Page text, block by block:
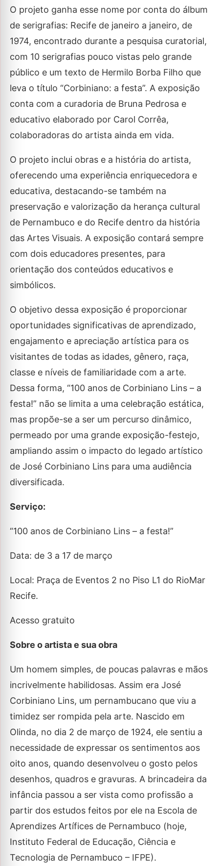
O projeto ganha esse nome por conta do álbum
de serigrafias: Recife de janeiro a janeiro, de
1974, encontrado durante a pesquisa curatorial,
com 10 serigrafias pouco vistas pelo grande
público e um texto de Hermilo Borba Filho que
leva o título “Corbiniano: a festa”. A exposição
conta com a curadoria de Bruna Pedrosa e
educativo elaborado por Carol Corrêa,
colaboradoras do artista ainda em vida.
O projeto inclui obras e a história do artista,
oferecendo uma experiência enriquecedora e
educativa, destacando-se também na
preservação e valorização da herança cultural
de Pernambuco e do Recife dentro da história
das Artes Visuais. A exposição contará sempre
com dois educadores presentes, para
orientação dos conteúdos educativos e
simbólicos.
O objetivo dessa exposição é proporcionar
oportunidades significativas de aprendizado,
engajamento e apreciação artística para os
visitantes de todas as idades, gênero, raça,
classe e níveis de familiaridade com a arte.
Dessa forma, “100 anos de Corbiniano Lins – a
festa!” não se limita a uma celebração estática,
mas propõe-se a ser um percurso dinâmico,
permeado por uma grande exposição-festejo,
ampliando assim o impacto do legado artístico
de José Corbiniano Lins para uma audiência
diversificada.
Serviço:
“100 anos de Corbiniano Lins – a festa!”
Data: de 3 a 17 de março
Local: Praça de Eventos 2 no Piso L1 do RioMar
Recife.
Acesso gratuito
Sobre o artista e sua obra
Um homem simples, de poucas palavras e mãos
incrivelmente habilidosas. Assim era José
Corbiniano Lins, um pernambucano que viu a
timidez ser rompida pela arte. Nascido em
Olinda, no dia 2 de março de 1924, ele sentiu a
necessidade de expressar os sentimentos aos
oito anos, quando desenvolveu o gosto pelos
desenhos, quadros e gravuras. A brincadeira da
infância passou a ser vista como profissão a
partir dos estudos feitos por ele na Escola de
Aprendizes Artífices de Pernambuco (hoje,
Instituto Federal de Educação, Ciência e
Tecnologia de Pernambuco – IFPE).